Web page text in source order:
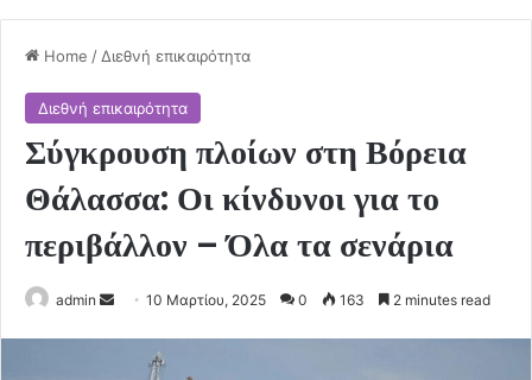
Home / Διεθνή επικαιρότητα
Διεθνή επικαιρότητα
Σύγκρουση πλοίων στη Βόρεια
Θάλασσα: Οι κίνδυνοι για το
περιβάλλον – Όλα τα σενάρια
admin
Send10 Μαρτίου, 2025 0 163 2 minutes read